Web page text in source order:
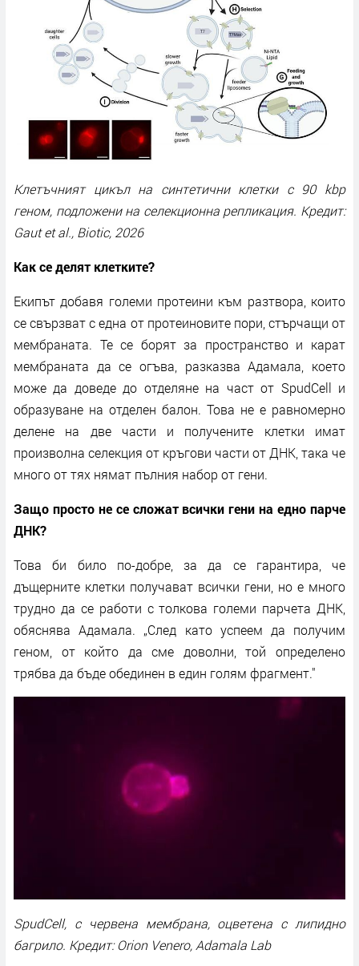
Клетъчният цикъл на синтетични клетки с 90 kbp
геном, подложени на селекционна репликация. Кредит:
Gaut et al., Biotic, 2026
Как се делят клетките?
Екипът добавя големи протеини към разтвора, които
се свързват с една от протеиновите пори, стърчащи от
мембраната. Те се борят за пространство и карат
мембраната да се огъва, разказва Адамала, което
може да доведе до отделяне на част от SpudCell и
образуване на отделен балон. Това не е равномерно
делене на две части и получените клетки имат
произволна селекция от кръгови части от ДНК, така че
много от тях нямат пълния набор от гени.
Защо просто не се сложат всички гени на едно парче
ДНК?
Това би било по-добре, за да се гарантира, че
дъщерните клетки получават всички гени, но е много
трудно да се работи с толкова големи парчета ДНК,
обяснява Адамала. „След като успеем да получим
геном, от който да сме доволни, той определено
трябва да бъде обединен в един голям фрагмент."
SpudCell, с червена мембрана, оцветена с липидно
багрило. Кредит: Orion Venero, Adamala Lab